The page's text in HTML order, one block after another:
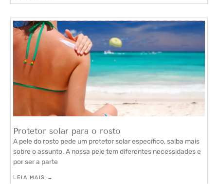
Protetor solar para o rosto
A pele do rosto pede um protetor solar específico, saiba mais
sobre o assunto. A nossa pele tem diferentes necessidades e
por ser a parte
LEIA MAIS →